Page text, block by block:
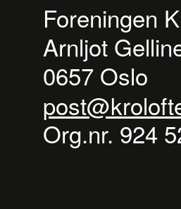
Foreningen
Arnljot
0657 Oslo
Org.nr. 924